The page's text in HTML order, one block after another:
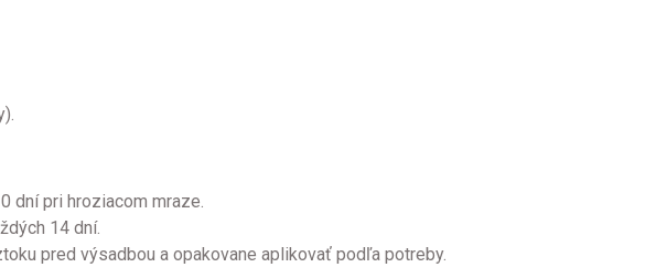
dní pri hroziacom mraze.
14 dní.
pred výsadbou a opakovane aplikovať podľa potreby.